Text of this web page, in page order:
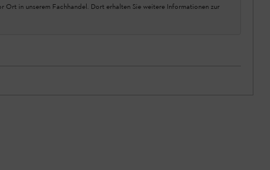
Ort in unserem Fachhandel. Dort erhalten Sie weitere Informationen zur